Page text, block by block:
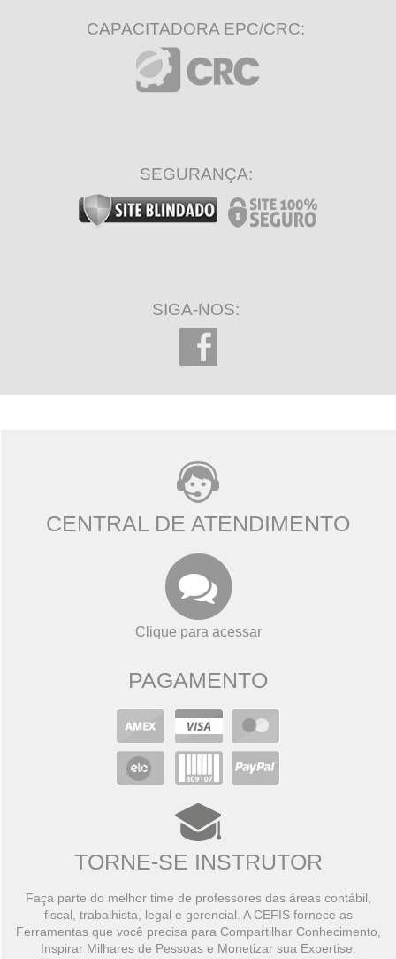
CAPACITADORA EPC/CRC:
SEGURANÇA:
SIGA-NOS:
CENTRAL DE ATENDIMENTO
Clique para acessar
PAGAMENTO
TORNE-SE INSTRUTOR
Faça parte do melhor time de professores das áreas contábil,
fiscal, trabalhista, legal e gerencial. A CEFIS fornece as
Ferramentas que você precisa para Compartilhar Conhecimento,
Inspirar Milhares de Pessoas e Monetizar sua Expertise.